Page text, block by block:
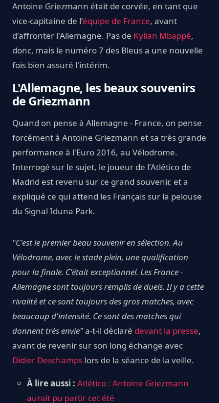
Antoine Griezmann était de corvée, en tant que
vice-capitaine de l'équipe de France, avant
d'affronter l'Allemagne. Pas de Kylian Mbappé,
donc, mais le numéro 7 des Bleus a une nouvelle
fois bien assuré l'intérim.
L'Allemagne, les beaux souvenirs
de Griezmann
Quand on pense à Allemagne - France, on pense
forcément à Antoine Griezmann et sa très grande
performance à l'Euro 2016, au Vélodrome.
Interrogé sur le sujet, le joueur de l'Atlético de
Madrid est revenu sur ce grand souvenir, et a
expliqué ce qui attend les Français sur la pelouse
du Signal Iduna Park.
"C'est le premier beau souvenir en sélection. Au
Vélodrome, avec le stade plein, une qualification
pour la finale. C'était exceptionnel. Les France -
Allemagne sont toujours remplis de duels. Il y a cette
rivalité et ce sont toujours des gros matches, avec
beaucoup d'intensité. Ce sont des matches qui
donnent très envie"a-t-il déclaré devant la presse,
avant de revenir sur son long échange avec
Didier Deschamps lors de la séance de la veille.
À lire aussi : Atlético : Antoine Griezmann
aurait pu partir cet été